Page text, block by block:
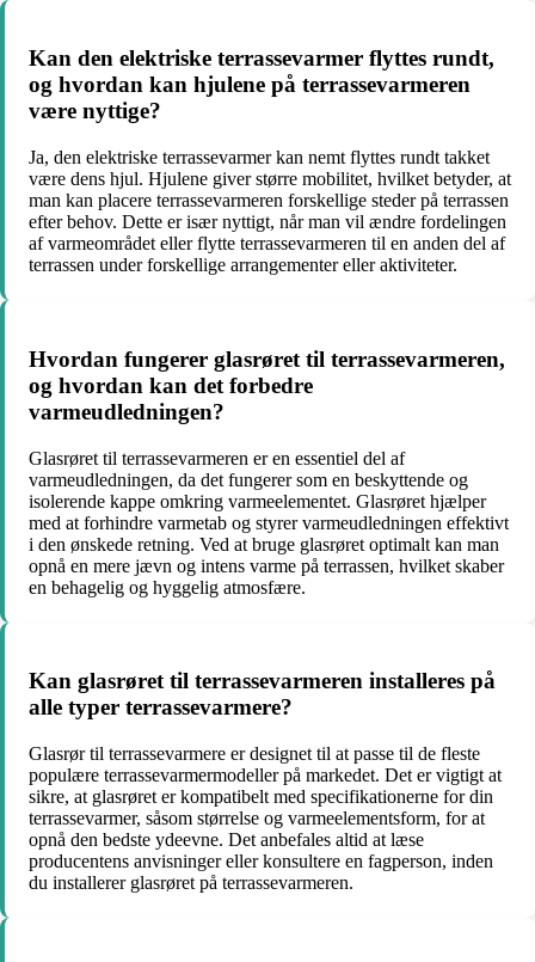
Kan den elektriske terrassevarmer flyttes rundt,
og hvordan kan hjulene på terrassevarmeren
være nyttige?
Ja, den elektriske terrassevarmer kan nemt flyttes rundt takket
være dens hjul. Hjulene giver større mobilitet, hvilket betyder, at
man kan placere terrassevarmeren forskellige steder på terrassen
efter behov. Dette er især nyttigt, når man vil ændre fordelingen
af varmeområdet eller flytte terrassevarmeren til en anden del af
terrassen under forskellige arrangementer eller aktiviteter.
Hvordan fungerer glasrøret til terrassevarmeren,
og hvordan kan det forbedre
varmeudledningen?
Glasrøret til terrassevarmeren er en essentiel del af
varmeudledningen, da det fungerer som en beskyttende og
isolerende kappe omkring varmeelementet. Glasrøret hjælper
med at forhindre varmetab og styrer varmeudledningen effektivt
i den ønskede retning. Ved at bruge glasrøret optimalt kan man
opnå en mere jævn og intens varme på terrassen, hvilket skaber
en behagelig og hyggelig atmosfære.
Kan glasrøret til terrassevarmeren installeres på
alle typer terrassevarmere?
Glasrør til terrassevarmere er designet til at passe til de fleste
populære terrassevarmermodeller på markedet. Det er vigtigt at
sikre, at glasrøret er kompatibelt med specifikationerne for din
terrassevarmer, såsom størrelse og varmeelementsform, for at
opnå den bedste ydeevne. Det anbefales altid at læse
producentens anvisninger eller konsultere en fagperson, inden
du installerer glasrøret på terrassevarmeren.